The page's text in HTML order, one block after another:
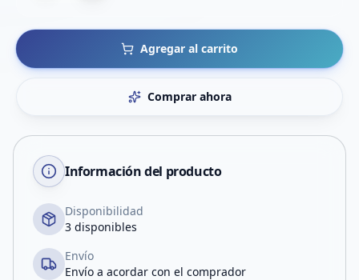
Agregar al carrito
Comprar ahora
Información del producto
Disponibilidad
3 disponibles
Envío
Envío a acordar con el comprador